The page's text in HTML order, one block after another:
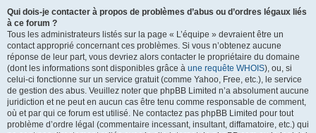
Qui dois-je contacter à propos de problèmes d’abus ou d’ordres légaux liés
à ce forum ?
Tous les administrateurs listés sur la page « L’équipe » devraient être un
contact approprié concernant ces problèmes. Si vous n’obtenez aucune
réponse de leur part, vous devriez alors contacter le propriétaire du domaine
(dont les informations sont disponibles grâce à une requête WHOIS), ou, si
celui-ci fonctionne sur un service gratuit (comme Yahoo, Free, etc.), le service
de gestion des abus. Veuillez noter que phpBB Limited n’a absolument aucune
juridiction et ne peut en aucun cas être tenu comme responsable de comment,
où et par qui ce forum est utilisé. Ne contactez pas phpBB Limited pour tout
problème d’ordre légal (commentaire incessant, insultant, diffamatoire, etc.) qui